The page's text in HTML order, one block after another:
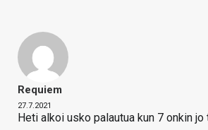
Requiem
27.7.2021
Heti alkoi usko palautua kun 7 onkin jo